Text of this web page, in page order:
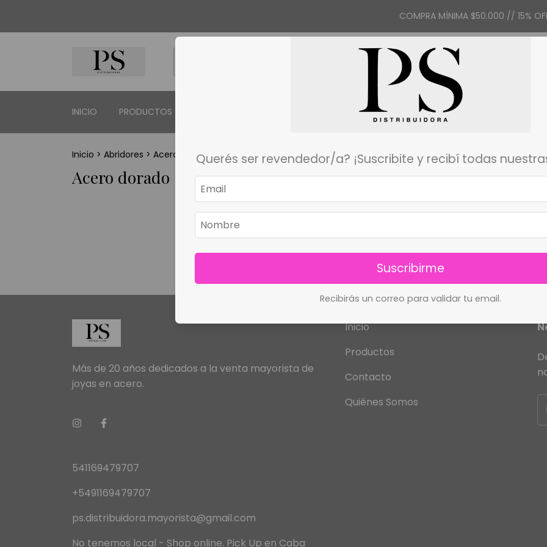
COMPRA MÍNIMA $50.000 // 15% OFF
INICIO PRODUCTOS
Inicio > Abridores > Acero dorado
Acero dorado
No tenemos resultados para tu búsqueda. Por favor, intentá
Más de 20 años dedicados a la venta mayorista de
joyas en acero.
541169479707
+5491169479707
ps.distribuidora.mayorista@gmail.com
No tenemos local - Shop online. Pick Up en Caba
Inicio
Productos
Contacto
Quiénes Somos
Querés ser revendedor/a? ¡Suscribite y recibí todas
Suscribirme
Recibirás un correo para validar tu email.